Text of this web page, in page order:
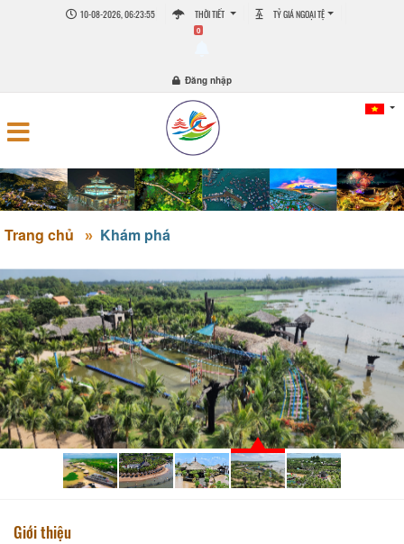
10-08-2026, 06:23:56 THỜI TIẾT TỶ GIÁ NGOẠI TỆ
0
Đăng nhập
Trang chủ Khám phá
ĐIỂM DU LỊCH CỒN ÉN
Giới thiệu